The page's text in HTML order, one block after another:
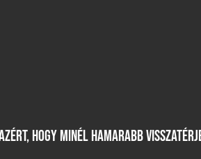
HOGY MINÉL HAMARABB